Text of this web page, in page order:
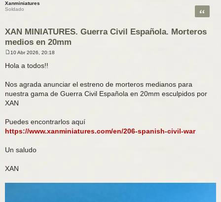
Xanminiatures
Soldado
XAN MINIATURES. Guerra Civil Española. Morteros
medios en 20mm
Citar
n
j
e
10 Abr 2026, 20:18
Hola a todos!!
Nos agrada anunciar el estreno de morteros medianos para
nuestra gama de Guerra Civil Española en 20mm esculpidos por
XAN
Puedes encontrarlos aquí
https://www.xanminiatures.com/en/206-spanish-civil-war
Un saludo
XAN